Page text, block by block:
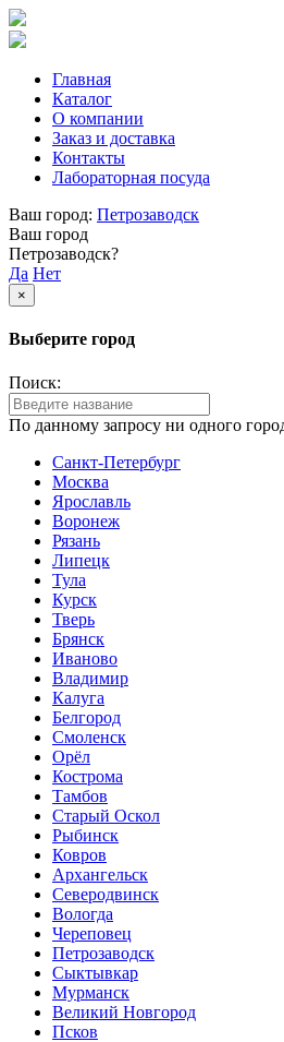
Главная
Каталог
О компании
Заказ и доставка
Контакты
Лабораторная посуда
Ваш город: Петрозаводск
Ваш город
Петрозаводск?
Да Нет
×
Выберите город
Поиск:
По данному запросу ни одного
Санкт-Петербург
Москва
Ярославль
Воронеж
Рязань
Липецк
Тула
Курск
Тверь
Брянск
Иваново
Владимир
Калуга
Белгород
Смоленск
Орёл
Кострома
Тамбов
Старый Оскол
Рыбинск
Ковров
Архангельск
Северодвинск
Вологда
Череповец
Петрозаводск
Сыктывкар
Мурманск
Великий Новгород
Псков